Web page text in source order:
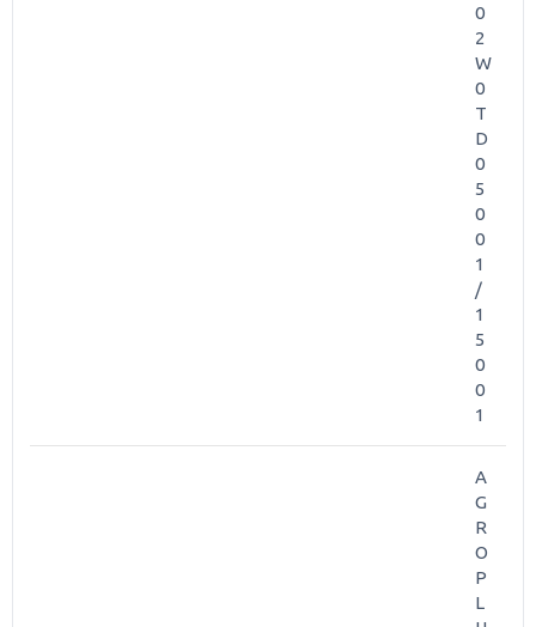
0
2
W
0
T
D
0
5
0
0
1
/
1
5
0
0
1
A
G
R
O
P
L